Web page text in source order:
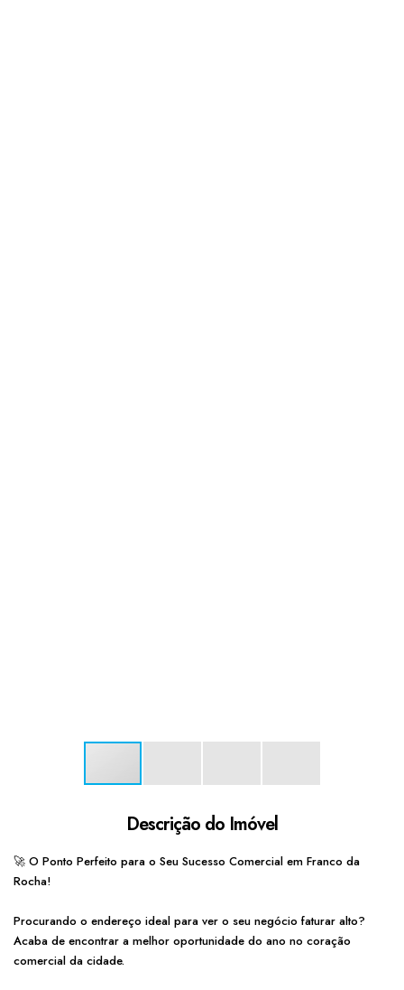
Descrição do Imóvel
🚀 O Ponto Perfeito para o Seu Sucesso Comercial em Franco da
Rocha!
Procurando o endereço ideal para ver o seu negócio faturar alto?
Acaba de encontrar a melhor oportunidade do ano no coração
comercial da cidade.